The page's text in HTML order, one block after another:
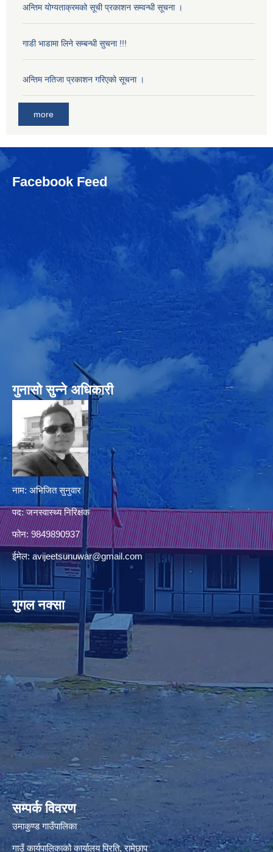
अन्तिम योग्यताक्रमको सूची प्रकाशन सम्वन्धी सूचना ।
गाडी भाडामा लिने सम्बन्धी सुचना !!!
अन्तिम नतिजा प्रकाशन गरिएको सूचना ।
more
Facebook Feed
गुनासो सुन्‍ने अधिकारी
नाम: अभिजित सुनुवार
पद: जनस्वास्थ्य निरिक्षक
फोन: 9849890937
ईमेल: avijeetsunuwar@gmail.com
गुगल नक्सा
premium bootstrap themes
सम्पर्क विवरण
उमाकुण्ड गाउँपालिका
गाउँ कार्यपालिकाको कार्यालय प्रिति, रामेछाप